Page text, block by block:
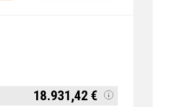
18.931,42 €